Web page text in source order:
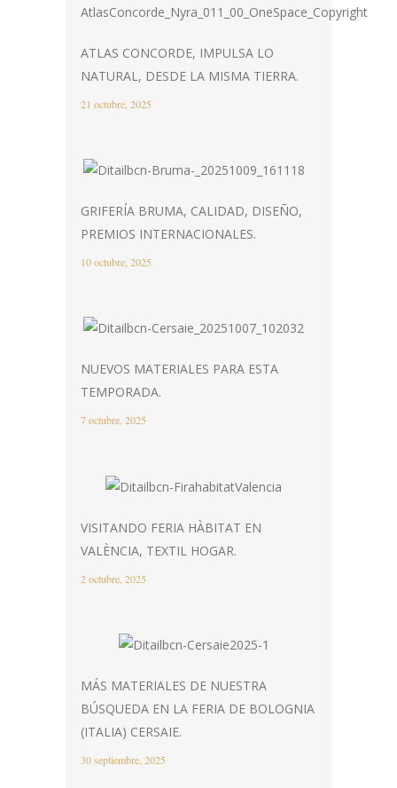
ATLAS CONCORDE, IMPULSA LO
NATURAL, DESDE LA MISMA TIERRA.
21 octubre, 2025
GRIFERÍA BRUMA, CALIDAD, DISEÑO,
PREMIOS INTERNACIONALES.
10 octubre, 2025
NUEVOS MATERIALES PARA ESTA
TEMPORADA.
7 octubre, 2025
VISITANDO FERIA HÀBITAT EN
VALÈNCIA, TEXTIL HOGAR.
2 octubre, 2025
MÁS MATERIALES DE NUESTRA
BÚSQUEDA EN LA FERIA DE BOLOGNIA
(ITALIA) CERSAIE.
30 septiembre, 2025